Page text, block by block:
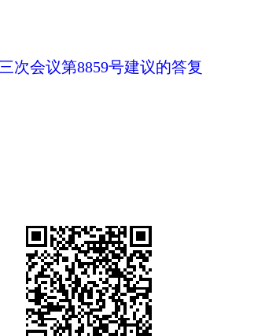
次会议第8859号建议的答复